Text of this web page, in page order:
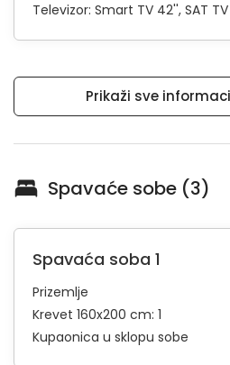
Televizor: Smart TV 42'' SAT TV
Prikaži sve
Spavaće sobe (3)
Spavaća soba 1
Prizemlje
Krevet 160x200 cm: 1
Kupaonica u sklopu sobe